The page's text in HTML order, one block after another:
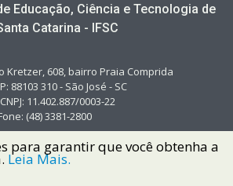
Educação, Ciência e Tecnologia de
Catarina - IFSC
Kretzer, 608, bairro Praia Comprida
88103 310 - São José - SC
CNPJ: 11.402.887/0003-22
(48) 3381-2800
para garantir que você obtenha a
Leia Mais.